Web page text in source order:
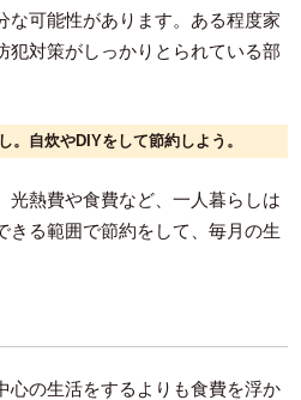
な可能性があります。ある程度家
犯対策がしっかりとられている部
。自炊やDIYをして節約しよう。
光熱費や食費など、一人暮らしは
きる範囲で節約をして、毎月の生
心の生活をするよりも食費を浮か